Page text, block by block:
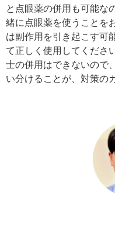
と点眼薬の併用も可能な
緒に点眼薬を使うことを
は副作用を引き起こす可
て正しく使用してくださ
士の併用はできないので
い分けることが、対策の